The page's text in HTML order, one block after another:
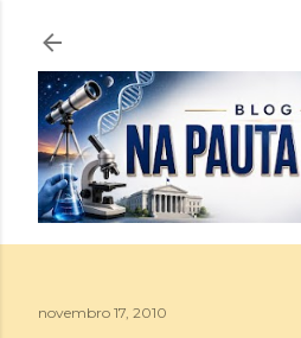
Pular para o
novembro 17, 2010